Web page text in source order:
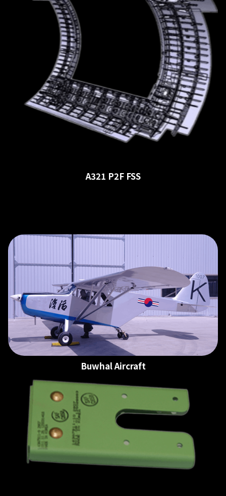
A321 P2F FSS
Buwhal Aircraft